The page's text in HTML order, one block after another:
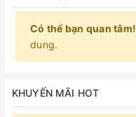
Có thể bạn quan tâm!
dung.
KHUYẾN MÃI HOT